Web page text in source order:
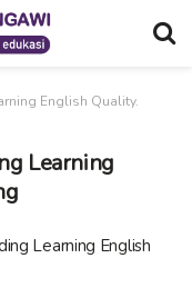
English Quality.
Learning
Learning English